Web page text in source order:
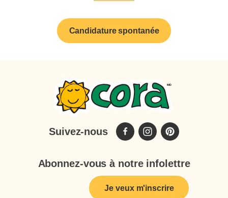
Candidature spontanée
Suivez-nous
Abonnez-vous à notre infolettre
Je veux m'inscrire